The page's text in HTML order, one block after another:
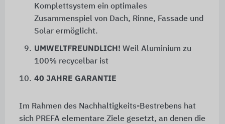
Komplettsystem ein optimales
Zusammenspiel von Dach, Rinne, Fassade und
Solar ermöglicht.
9. UMWELTFREUNDLICH! Weil Aluminium zu
100% recycelbar ist
10. 40 JAHRE GARANTIE
Im Rahmen des Nachhaltigkeits-Bestrebens hat
sich PREFA elementare Ziele gesetzt, an denen die